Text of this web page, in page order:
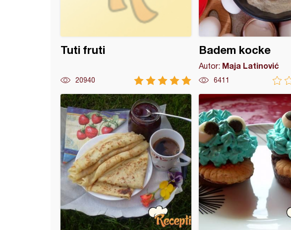
Tuti fruti
20940
Badem kocke
Autor: Maja Latinović
6411